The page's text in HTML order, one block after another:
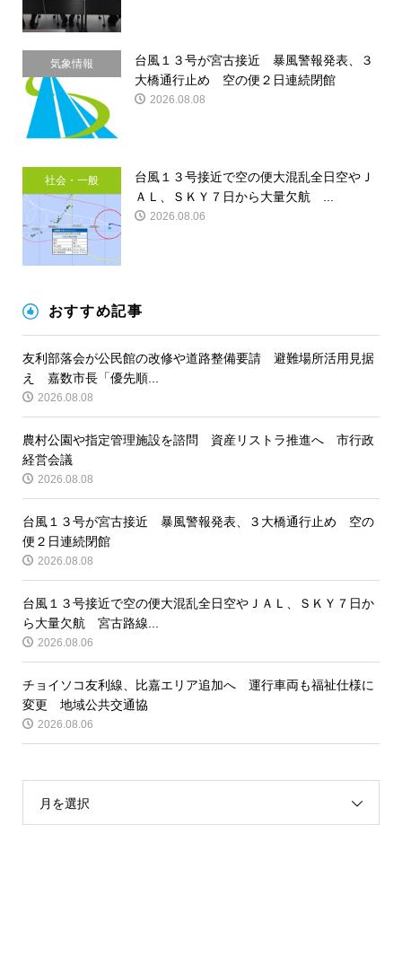
気象情報
台風１３号が宮古接近 暴風警報発表、３
大橋通行止め 空の便２日連続閉館
2026.08.08
社会・一般
台風１３号接近で空の便大混乱全日空やＪ
ＡＬ、ＳＫＹ７日から大量欠航 ...
2026.08.06
おすすめ記事
友利部落会が公民館の改修や道路整備要請 避難場所活用見据
え 嘉数市長「優先順...
2026.08.08
農村公園や指定管理施設を諮問 資産リストラ推進へ 市行政
経営会議
2026.08.08
台風１３号が宮古接近 暴風警報発表、３大橋通行止め 空の
便２日連続閉館
2026.08.08
台風１３号接近で空の便大混乱全日空やＪＡＬ、ＳＫＹ７日か
ら大量欠航 宮古路線...
2026.08.06
チョイソコ友利線、比嘉エリア追加へ 運行車両も福祉仕様に
変更 地域公共交通協
2026.08.06
月を選択